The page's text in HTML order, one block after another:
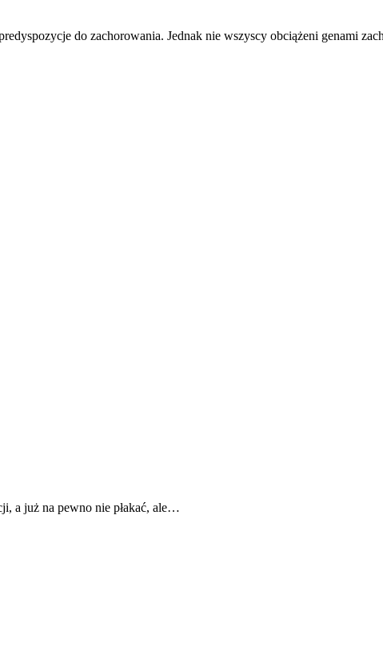
do zachorowania. Jednak nie wszyscy obciążeni genami
a już na pewno nie płakać, ale…